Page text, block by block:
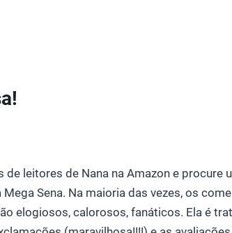
de leitores de Nana na Amazon e procure
Mega Sena. Na maioria das vezes, os
elogiosos, calorosos, fanáticos. Ela é